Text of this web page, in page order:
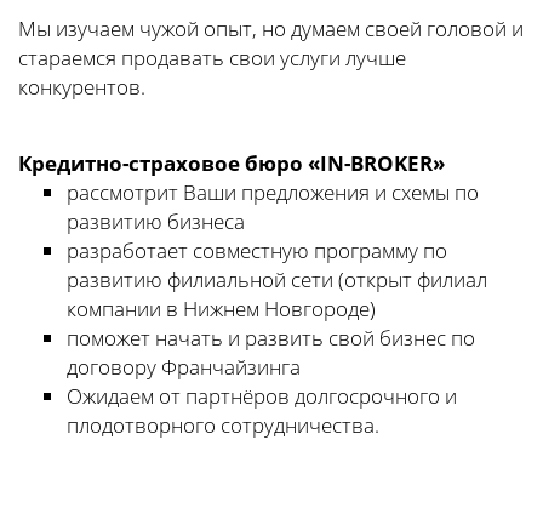
Мы изучаем чужой опыт, но думаем своей головой и
стараемся продавать свои услуги лучше
конкурентов.
Кредитно-страховое бюро «IN-BROKER»
рассмотрит Ваши предложения и схемы по
развитию бизнеса
разработает совместную программу по
развитию филиальной сети (открыт филиал
компании в Нижнем Новгороде)
поможет начать и развить свой бизнес по
договору Франчайзинга
Ожидаем от партнёров долгосрочного и
плодотворного сотрудничества.